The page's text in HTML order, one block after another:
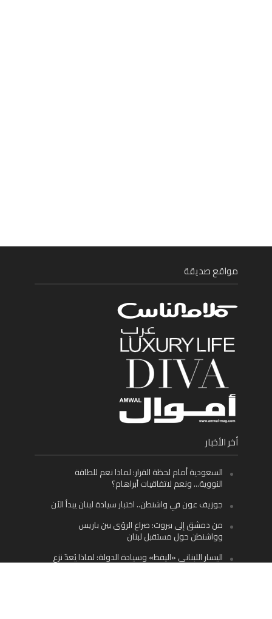
مواقع صديقة
أخر الأخبار
السعودية أمام لحظة القرار: لماذا نعم للطاقة
النووية… ونعم لاتفاقيات أبراهام؟
جوزيف عون في واشنطن.. اختبار سيادة لبنان يبدأ الآن
من دمشق إلى بيروت: صراع الرؤى بين باريس
وواشنطن حول مستقبل لبنان
اليسار اللبناني «اليقظ» وسيادة الدولة: لماذا يُعدّ نزع